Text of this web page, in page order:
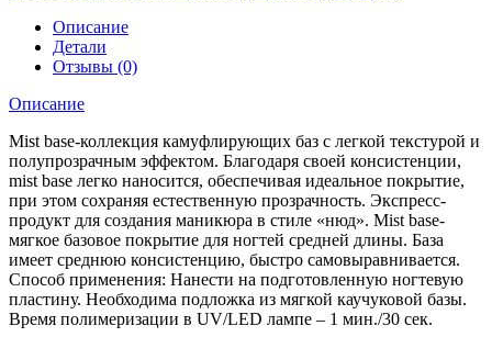
Описание
Детали
Отзывы (0)
Описание
Mist base-коллекция камуфлирующих баз с легкой текстурой и
полупрозрачным эффектом. Благодаря своей консистенции,
mist base легко наносится, обеспечивая идеальное покрытие,
при этом сохраняя естественную прозрачность. Экспресс-
продукт для создания маникюра в стиле «нюд». Mist base-
мягкое базовое покрытие для ногтей средней длины. База
имеет среднюю консистенцию, быстро самовыравнивается.
Способ применения: Нанести на подготовленную ногтевую
пластину. Необходима подложка из мягкой каучуковой базы.
Время полимеризации в UV/LED лампе – 1 мин./30 сек.